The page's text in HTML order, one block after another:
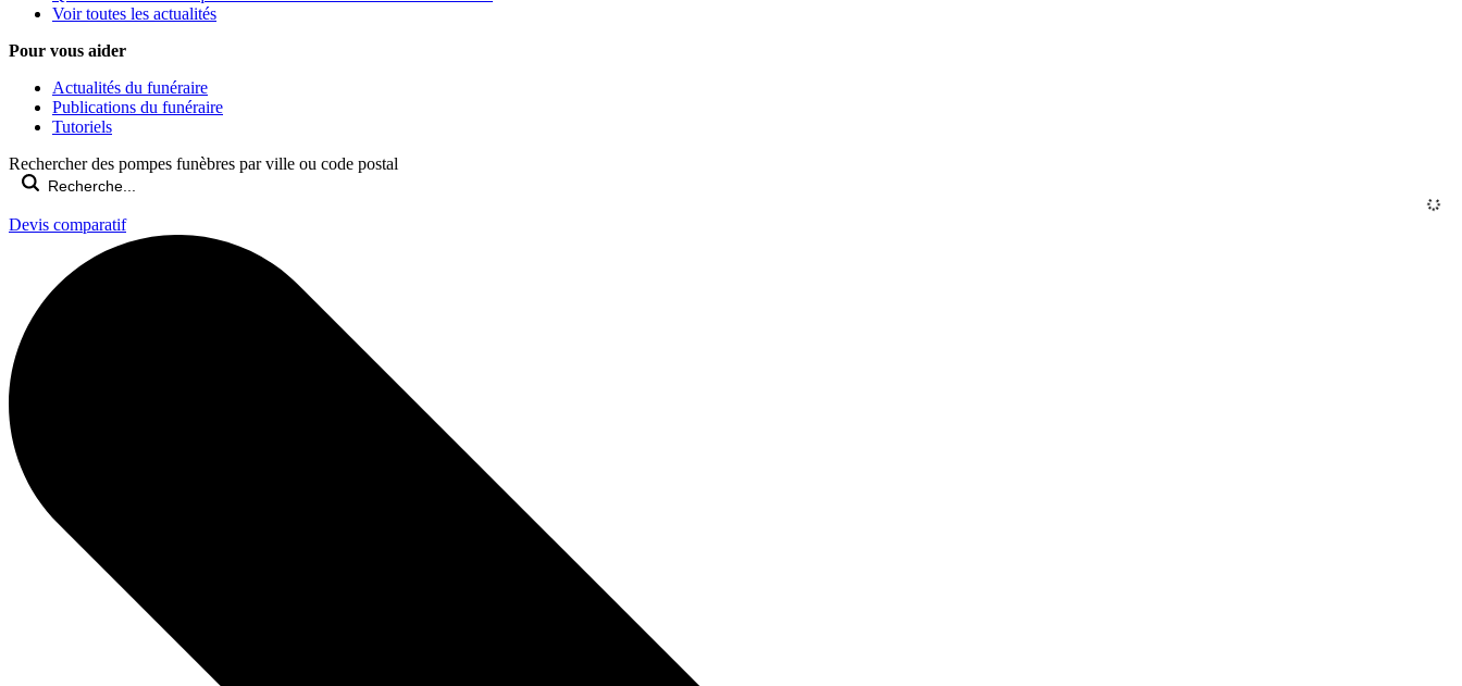
Voir toutes les actualités
Pour vous aider
Actualités du funéraire
Publications du funéraire
Tutoriels
Rechercher des pompes funèbres par ville ou code postal
Devis comparatif